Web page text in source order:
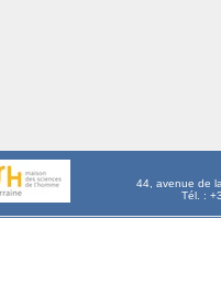
44, avenue de
Tél. :